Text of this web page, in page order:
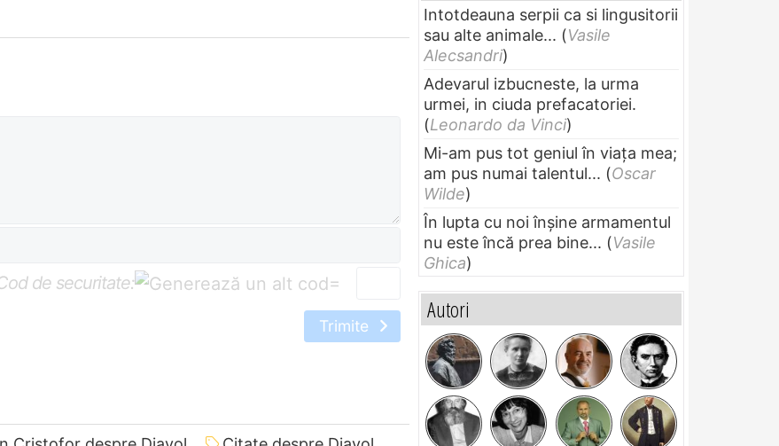
de securitate: =
Trimite
Intotdeauna serpii ca si lingusitorii
sau alte animale... (Vasile
Alecsandri)
Adevarul izbucneste, la urma
urmei, in ciuda prefacatoriei.
(Leonardo da Vinci)
Mi-am pus tot geniul în viața mea;
am pus numai talentul... (Oscar
Wilde)
În lupta cu noi înșine armamentul
nu este încă prea bine... (Vasile
Ghica)
Autori